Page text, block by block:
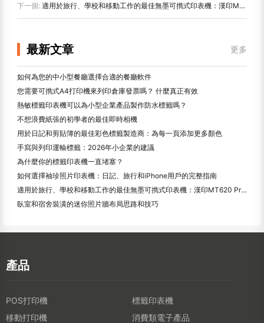
下一個: 適用於旅行、學校和移動工作的最佳無墨可擕式印表機：漢印MT620 Pro評測
最新文章 更多
如何為您的中小型餐廳選擇合適的餐廳軟件
您需要可擕式A4打印機來列印倉庫發票嗎？ 什麼真正有效
熱敏標籤印表機可以為小型企業產品製作防水標籤嗎？
不想浪費紙張的初學者的最佳即時相機
用於日記和剪貼簿的最佳彩色標籤製造商：為每一頁添加更多顏色
手寫與列印運輸標籤：2026年小企業的建議
為什麼你的標籤印表機一直堵塞？
如何選擇袖珍照片印表機：日記、旅行和iPhone用戶的完整指南
適用於旅行、學校和移動工作的最佳無墨可擕式印表機：漢印MT620 Pro評測
臥室和宿舍裝潢的迷你照片牆布局思路和技巧
產品
POS打印機
標籤印表機
移動打印機
消費類電子產品